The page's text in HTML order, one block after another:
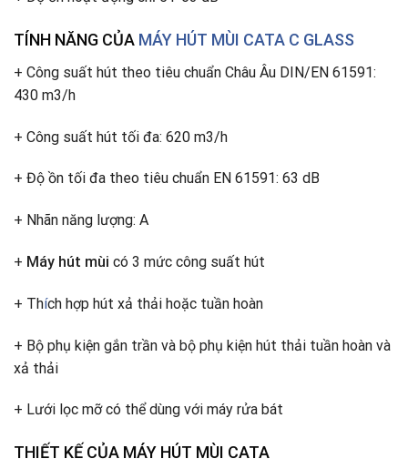
TÍNH NĂNG CỦA MÁY HÚT MÙI CATA C GLASS
+ Công suất hút theo tiêu chuẩn Châu Âu DIN/EN 61591:
430 m3/h
+ Công suất hút tối đa: 620 m3/h
+ Độ ồn tối đa theo tiêu chuẩn EN 61591: 63 dB
+ Nhãn năng lượng: A
+ Máy hút mùi có 3 mức công suất hút
+ Thích hợp hút xả thải hoặc tuần hoàn
+ Bộ phụ kiện gắn trần và bộ phụ kiện hút thải tuần hoàn và
xả thải
+ Lưới lọc mỡ có thể dùng với máy rửa bát
THIẾT KẾ CỦA MÁY HÚT MÙI CATA